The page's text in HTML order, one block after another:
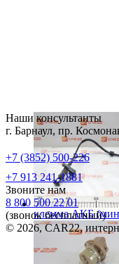
клемма АКБ
Наши консультанты
г. Барнаул, пр.
+7 (3852) 500-226
+7 913 241-1881
Звоните нам
8 800 500 22 01
(звонок бесплатный)
© 2026, CAR22,